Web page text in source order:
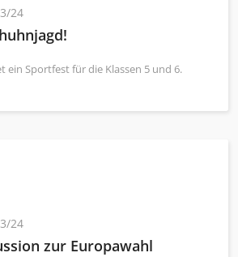
24
ein Sportfest für die Klassen 5 und 6.
24
zur Europawahl